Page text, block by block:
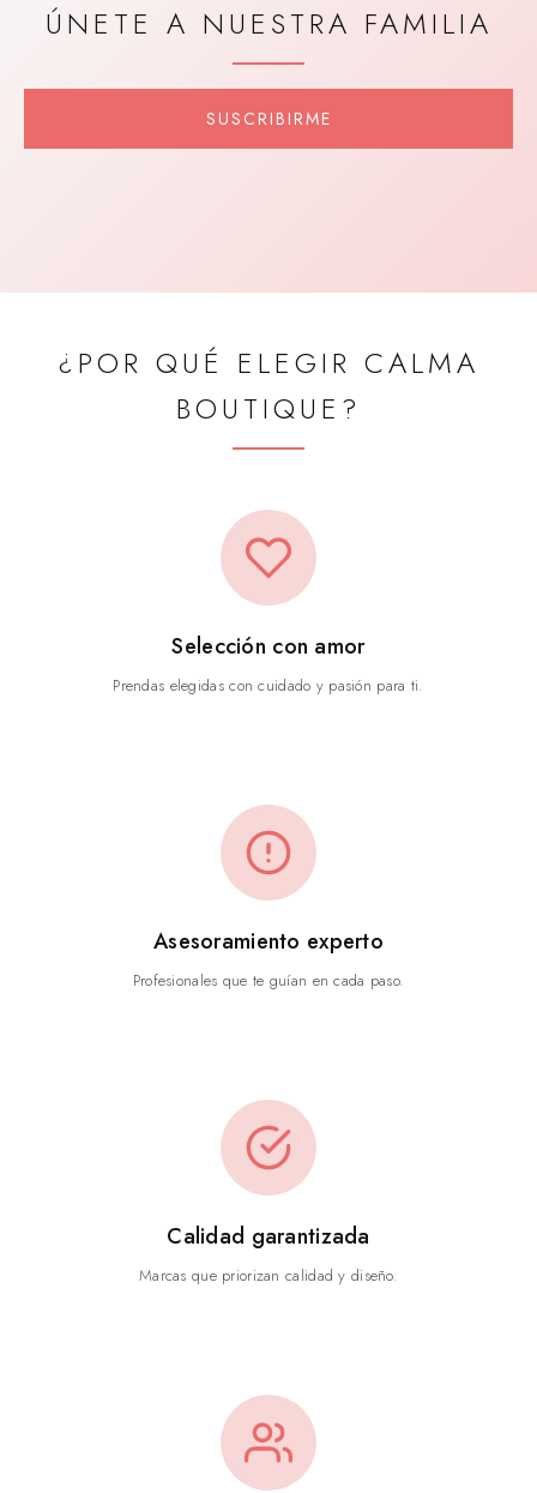
ÚNETE A NUESTRA FAMILIA
SUSCRIBIRME
¿POR QUÉ ELEGIR CALMA
BOUTIQUE?
Selección con amor
Prendas elegidas con cuidado y pasión para ti.
Asesoramiento experto
Profesionales que te guían en cada paso.
Calidad garantizada
Marcas que priorizan calidad y diseño.